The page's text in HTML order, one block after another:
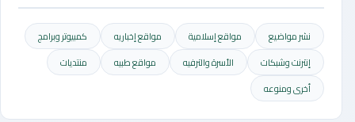
نشر مواضيع مواقع إسلامية مواقع إخباريه
كمبيوتر وبرامج
إنترنت وشبكات
الأسرة والترفيه مواقع طبيه
منتديات
أخرى ومنوعه